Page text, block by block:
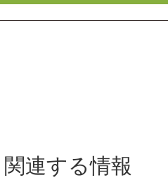
関連する情報